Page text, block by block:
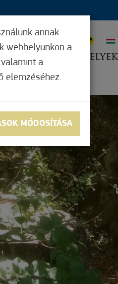
ELFOGADÓHELYEK
annak
webhelyünkön a
a
elemzéséhez.
MÓDOSÍTÁSA